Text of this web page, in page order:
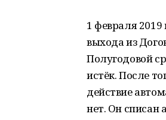
1 февраля
выхода из
Полугодовой
истёк. После
действие
нет. Он списан